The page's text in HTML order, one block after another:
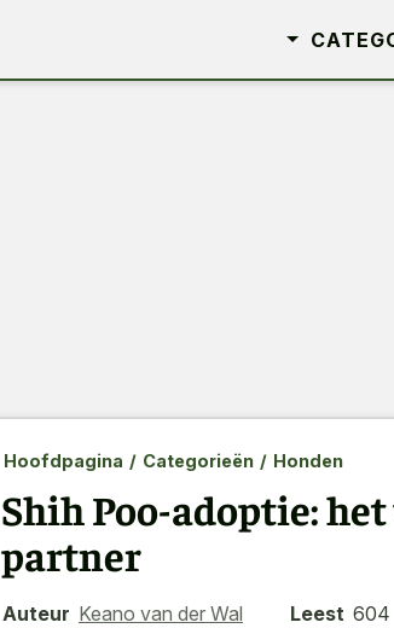
Hoofdpagina / Categorieën / Honden
Shih Poo-adoptie:
partner
Auteur Keano van der Wal Leest 604